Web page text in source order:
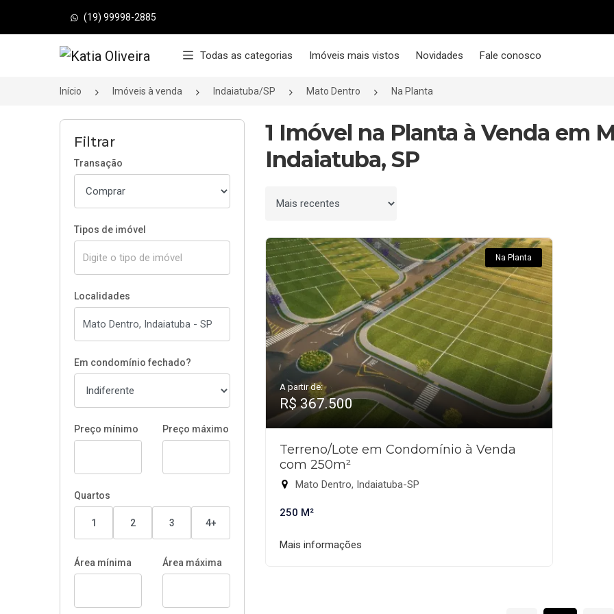
(19) 99998-2885
Página inicial Todas as categorias Imóveis mais vistos Novidades Fale conosco
Início Imóveis à venda Indaiatuba/SP Mato Dentro Na Planta
Filtrar
Transação
Tipos de imóvel
Localidades
Em condomínio fechado?
Preço mínimo Preço máximo
Quartos
1 2 3 4+
Área mínima Área máxima
1 Imóvel na Planta à Venda em
Indaiatuba, SP
Ordenar por
Na Planta
A partir de:
R$ 367.500
Terreno/Lote em Condomínio à Venda
com 250m²
Mato Dentro, Indaiatuba-SP
250 M²
Mais informações